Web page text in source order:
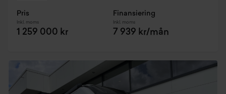
Pris
Inkl. moms
1 259 000 kr
Finansiering
Inkl. moms
7 939 kr/mån